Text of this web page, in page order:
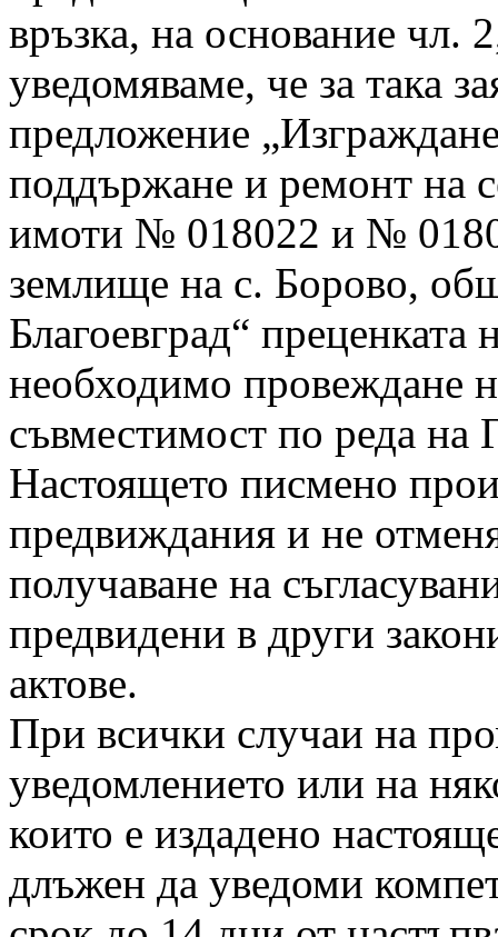
връзка, на основание чл.
уведомяваме, че за така
предложение
поддържане и ремонт на
имоти № 018022 и №
землище на с. Борово,
Благоевград“ преценката
необходимо провеждане
съвместимост по реда на
Настоящето писмено
предвиждания и не
получаване на
предвидени в други
актове.
При всички случаи на
уведомлението или на
които е издадено
длъжен да уведоми